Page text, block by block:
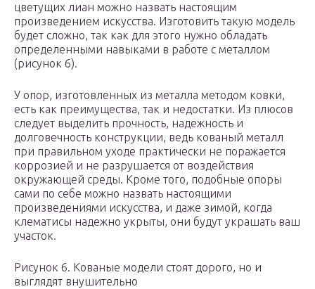
цветущих лиан можно назвать настоящим
произведением искусства. Изготовить такую модель
будет сложно, так как для этого нужно обладать
определенными навыками в работе с металлом
(рисунок 6).
У опор, изготовленных из металла методом ковки,
есть как преимущества, так и недостатки. Из плюсов
следует выделить прочность, надежность и
долговечность конструкции, ведь кованый металл
при правильном уходе практически не поражается
коррозией и не разрушается от воздействия
окружающей среды. Кроме того, подобные опоры
сами по себе можно назвать настоящими
произведениями искусства, и даже зимой, когда
клематисы надежно укрыты, они будут украшать ваш
участок.
Рисунок 6. Кованые модели стоят дорого, но и
выглядят внушительно